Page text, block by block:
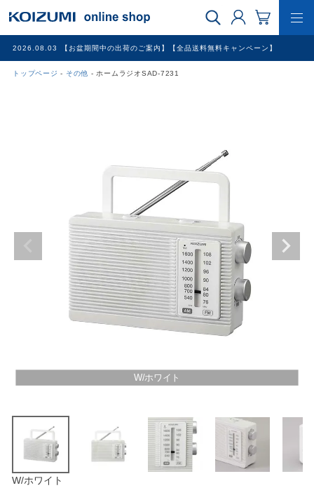
2026.08.03 【お盆期間中の出荷のご案内】【全品送料無料キャンペーン】
トップページ その他 ホームラジオSAD-7231
家具
その他
アウトレットSALE
ブログ
ログイン
W/ホワイト
W/ホワイト